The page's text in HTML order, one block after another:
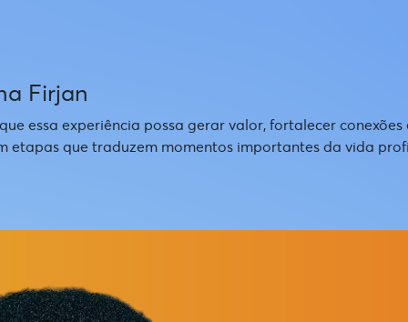
Firjan
essa experiência possa gerar valor, fortalecer
que traduzem momentos importantes da vida